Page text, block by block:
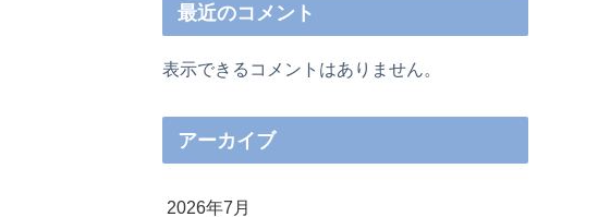
最近のコメント
表示できるコメントはありません。
アーカイブ
2026年7月